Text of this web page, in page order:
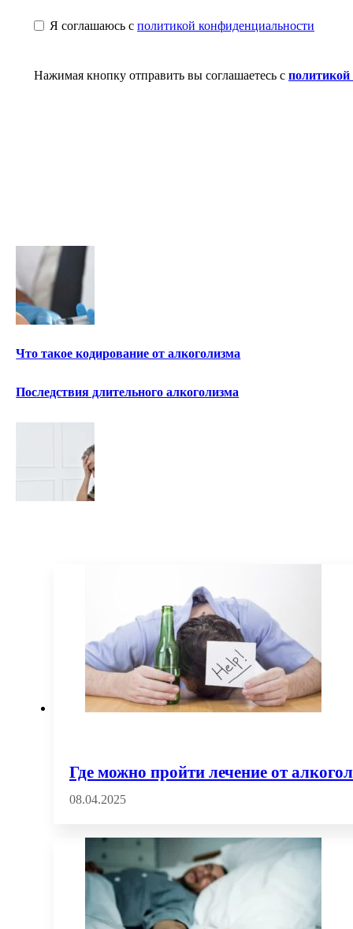
Я соглашаюсь с политикой конфиденциальности
Нажимая кнопку отправить вы соглашаетесь с политикой
Что такое кодирование от алкоголизма
Последствия длительного алкоголизма
Где можно пройти лечение от
08.04.2025